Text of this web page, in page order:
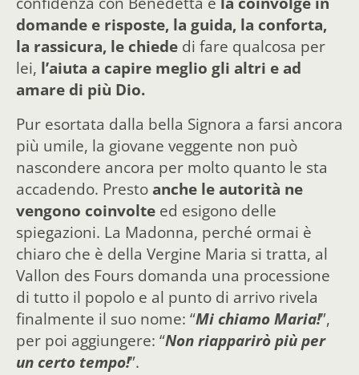
domande e risposte, la guida, la conforta,
la rassicura, le chiede di fare qualcosa per
lei, l’aiuta a capire meglio gli altri e ad
amare di più Dio.
Pur esortata dalla bella Signora a farsi ancora
più umile, la giovane veggente non può
nascondere ancora per molto quanto le sta
accadendo. Presto anche le autorità ne
vengono coinvolte ed esigono delle
spiegazioni. La Madonna, perché ormai è
chiaro che è della Vergine Maria si tratta, al
Vallon des Fours domanda una processione
di tutto il popolo e al punto di arrivo rivela
finalmente il suo nome: “Mi chiamo Maria!”,
per poi aggiungere: “Non riapparirò più per
un certo tempo!”.